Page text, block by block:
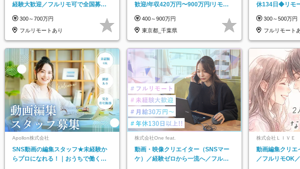
経験大歓迎／フルリモ可で全国募
★
300～700万円
フルリモートあり
歓迎/年収420万円〜900万円/リモー
400～900万円
東京都_千葉県
休134日◆リモ
300～500万円
フルリモート
Apollon株式会社
SNS動画の編集スタッフ★未経験か
らプロになれる！｜おうちで働くフ
株式会社One feat.
動画・映像クリエイター（SNSマー
ケ）／経験ゼロから一流へ／フルリ
株式会社ＬＩＶＥ
動画編集クリ
／フルリモOK